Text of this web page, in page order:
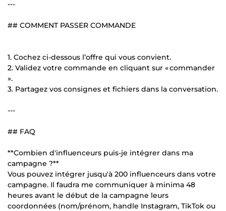
---
## COMMENT PASSER COMMANDE
1. Cochez ci-dessous l’offre qui vous convient.
2. Validez votre commande en cliquant sur « commander
».
3. Partagez vos consignes et fichiers dans la conversation.
---
## FAQ
**Combien d'influenceurs puis-je intégrer dans ma
campagne ?**
Vous pouvez intégrer jusqu'à 200 influenceurs dans votre
campagne. Il faudra me communiquer à minima 48
heures avant le début de la campagne leurs
coordonnées (nom/prénom, handle Instagram, TikTok ou